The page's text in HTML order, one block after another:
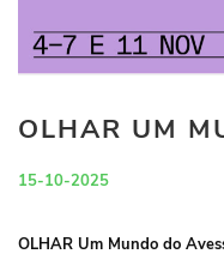
OLHAR UM
15-10-2025
OLHAR Um Mundo do